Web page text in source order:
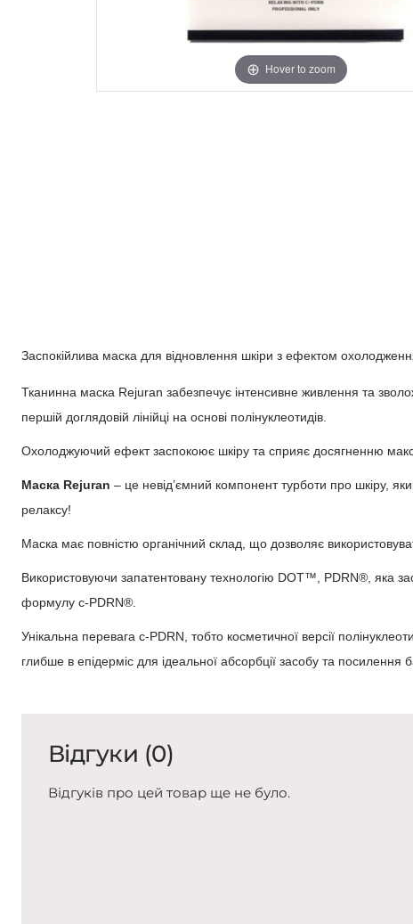
Hover to zoom
Заспокійлива маска для відновлення шкіри з ефектом
Тканинна маска Rejuran забезпечує інтенсивне живлення та
першій доглядовій лінійці на основі полінуклеотидів.
Охолоджуючий ефект заспокоює шкіру та сприяє досягненню
Маска Rejuran – це невід’ємний компонент турботи про шкіру,
релаксу!
Маска має повністю органічний склад, що дозволяє
Використовуючи запатентовану технологію DOT™, PDRN®, яка
формулу c-PDRN®.
Унікальна перевага c-PDRN, тобто косметичної версії
глибше в епідерміс для ідеальної абсорбції засобу та посилення
Відгуки (0)
Відгуків про цей товар ще не було.